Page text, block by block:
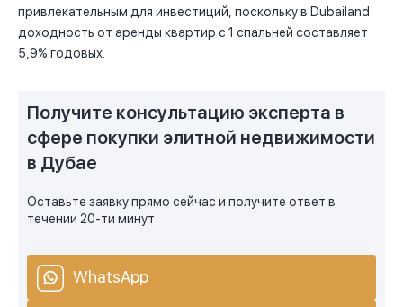
привлекательным для инвестиций, поскольку в Dubailand
доходность от аренды квартир с 1 спальней составляет
5,9% годовых.
Получите консультацию эксперта в
сфере покупки элитной недвижимости
в Дубае
Оставьте заявку прямо сейчас и получите ответ в
течении 20-ти минут
WhatsApp